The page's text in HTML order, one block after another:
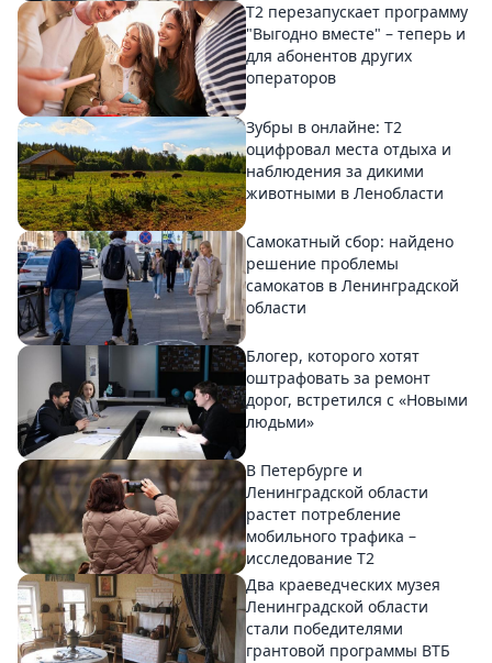
Т2 перезапускает программу
"Выгодно вместе" – теперь и
для абонентов других
операторов
Зубры в онлайне: Т2
оцифровал места отдыха и
наблюдения за дикими
животными в Ленобласти
Самокатный сбор: найдено
решение проблемы
самокатов в Ленинградской
области
Блогер, которого хотят
оштрафовать за ремонт
дорог, встретился с «Новыми
людьми»
В Петербурге и
Ленинградской области
растет потребление
мобильного трафика –
исследование T2
Два краеведческих музея
Ленинградской области
стали победителями
грантовой программы ВТБ